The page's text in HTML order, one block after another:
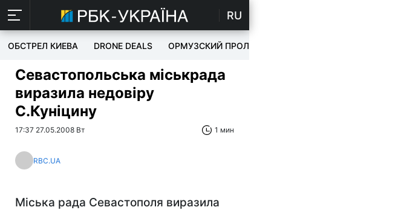
RU
ОБСТРЕЛ КИЕВА DRONE DEALS ОРМУЗСКИЙ ПРОЛИВ
Севастопольська міськрада
виразила недовіру
С.Куніцину
17:37 27.05.2008 Вт 1 мин
RBC.UA
Міська рада Севастополя виразила